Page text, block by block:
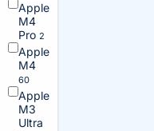
Apple
M4
Pro 2
Apple
M4
60
Apple
M3
Ultra